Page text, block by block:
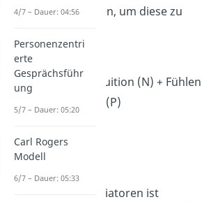
können, um diese zu
5. Mediator — INFP
(I) + Intuition (N) + Fühlen
(F) + Wahrnehmung (P)
→ harmonisch
→ inspirierend
Die Gruppe der Mediatoren ist
4/7 – Dauer: 04:56
Personenzentri
erte
Gesprächsführ
ung
5/7 – Dauer: 05:20
Carl Rogers
Modell
6/7 – Dauer: 05:33